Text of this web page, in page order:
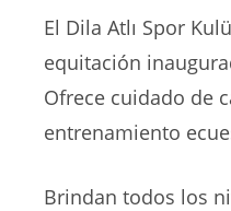
El Dila Atlı Spor
equitación
Ofrece cuidado de
entrenamiento
Brindan todos los